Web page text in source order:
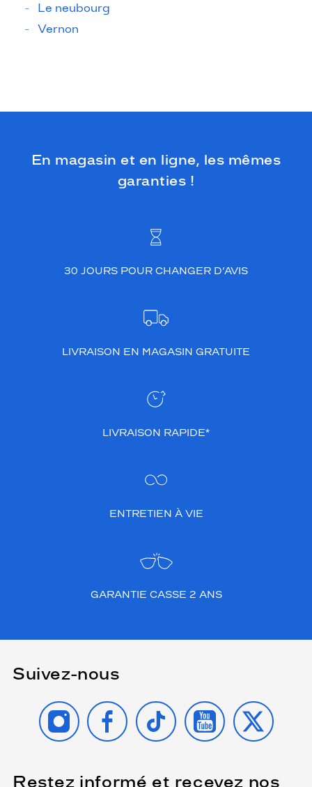
Le neubourg
Vernon
En magasin et en ligne, les mêmes
garanties !
30 JOURS POUR CHANGER D’AVIS
LIVRAISON EN MAGASIN GRATUITE
LIVRAISON RAPIDE*
ENTRETIEN À VIE
GARANTIE CASSE 2 ANS
Suivez-nous
INSTAGRAMFACEBOOK
TIKTOK YOUTUBE
X
Restez informé et recevez nos
(Ce